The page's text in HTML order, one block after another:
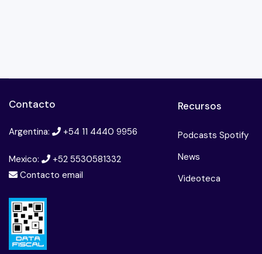
Contacto
Argentina: +54 11 4440 9956
Mexico:
+52 5530581332
Contacto email
Recursos
Podcasts Spotify
News
Videoteca